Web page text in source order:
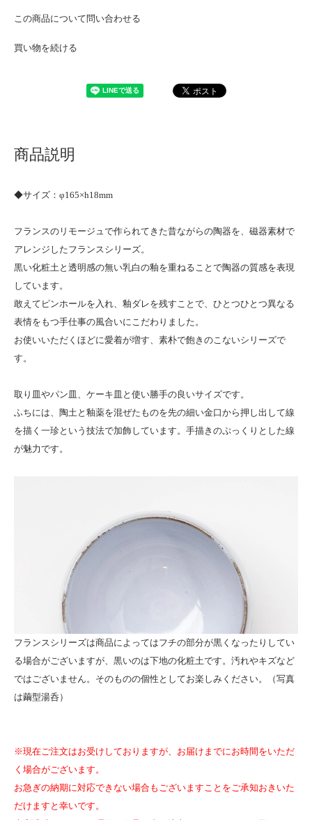
この商品について問い合わせる
買い物を続ける
商品説明
◆サイズ：φ165×h18mm
フランスのリモージュで作られてきた昔ながらの陶器を、磁器素材で
アレンジしたフランスシリーズ。
黒い化粧土と透明感の無い乳白の釉を重ねることで陶器の質感を表現
しています。
敢えてピンホールを入れ、釉ダレを残すことで、ひとつひとつ異なる
表情をもつ手仕事の風合いにこだわりました。
お使いいただくほどに愛着が増す、素朴で飽きのこないシリーズで
す。
取り皿やパン皿、ケーキ皿と使い勝手の良いサイズです。
ふちには、陶土と釉薬を混ぜたものを先の細い金口から押し出して線
を描く一珍という技法で加飾しています。手描きのぷっくりとした線
が魅力です。
フランスシリーズは商品によってはフチの部分が黒くなったりしてい
る場合がございますが、黒いのは下地の化粧土です。汚れやキズなど
ではございません。そのものの個性としてお楽しみください。（写真
は繭型湯呑）
※現在ご注文はお受けしておりますが、お届けまでにお時間をいただ
く場合がございます。
お急ぎの納期に対応できない場合もございますことをご承知おきいた
だけますと幸いです。